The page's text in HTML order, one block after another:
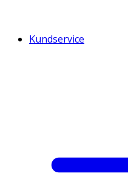
Kundservice